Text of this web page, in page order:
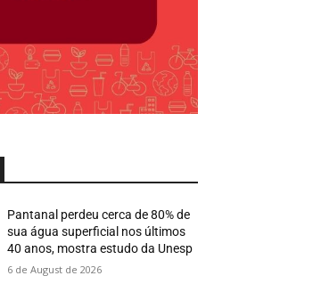
Pantanal perdeu cerca de 80% de
sua água superficial nos últimos
40 anos, mostra estudo da Unesp
6 de August de 2026